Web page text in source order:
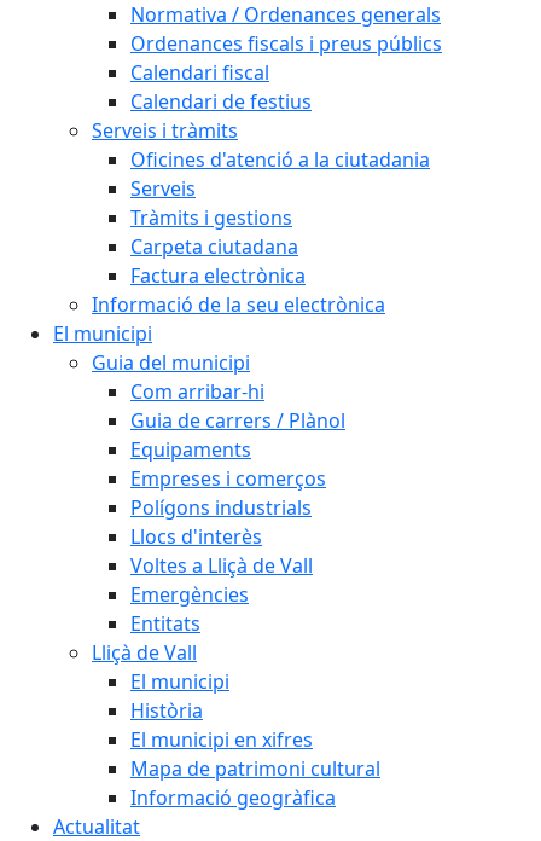
Normativa / Ordenances generals
Ordenances fiscals i preus públics
Calendari fiscal
Calendari de festius
Serveis i tràmits
Oficines d'atenció a la ciutadania
Serveis
Tràmits i gestions
Carpeta ciutadana
Factura electrònica
Informació de la seu electrònica
El municipi
Guia del municipi
Com arribar-hi
Guia de carrers / Plànol
Equipaments
Empreses i comerços
Polígons industrials
Llocs d'interès
Voltes a Lliçà de Vall
Emergències
Entitats
Lliçà de Vall
El municipi
Història
El municipi en xifres
Mapa de patrimoni cultural
Informació geogràfica
Actualitat